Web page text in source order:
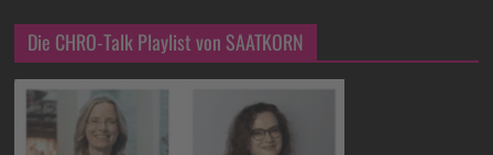
Die CHRO-Talk Playlist von SAATKORN